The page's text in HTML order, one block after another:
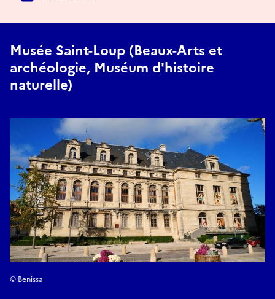
Musée Saint-Loup (Beaux-Arts et
archéologie, Muséum d'histoire
naturelle)
© Benissa